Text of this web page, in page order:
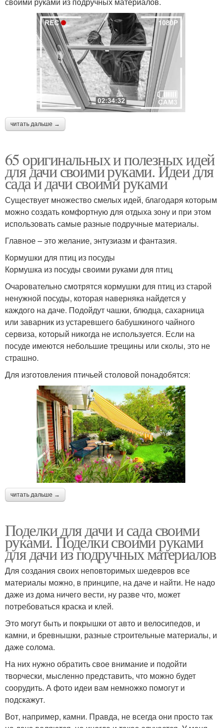
читать дальше →
65 оригинальных и полезных идей
для дачи своими руками. Идеи для
сада и дачи своими руками
Существует множество смелых идей, благодаря которым
можно создать комфортную для отдыха зону и при этом
использовать самые разные подручные материалы.
Главное – это желание, энтузиазм и фантазия.
Кормушки для птиц из посуды
Кормушка из посуды своими руками для птиц
Очаровательно смотрятся кормушки для птиц из старой
ненужной посуды, которая наверняка найдется у
каждого на даче. Подойдут чашки, блюдца, сахарница
или заварник из устаревшего бабушкиного чайного
сервиза, который никогда не используется. Если на
посуде имеются небольшие трещины или сколы, это не
страшно.
Для изготовления птичьей столовой понадобятся:
читать дальше →
Поделки для дачи и сада своими
руками. Поделки своими руками
для дачи из подручных материалов
Для создания своих неповторимых шедевров все
материалы можно, в принципе, на даче и найти. Не надо
даже из дома ничего вести, ну разве что, может
потребоваться краска и клей.
Это могут быть и покрышки от авто и велосипедов, и
камни, и бревнышки, разные строительные материалы, и
даже солома.
На них нужно обратить свое внимание и подойти
творчески, мысленно представить, что можно будет
соорудить. А фото идеи вам немножко помогут и
подскажут.
Вот, например, камни. Правда, не всегда они просто так